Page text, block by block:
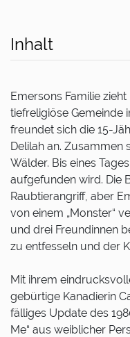
Inhalt
Emersons Familie
tiefreligiöse Gemeinde
freundet sich die 15-
Delilah an. Zusammen
Wälder. Bis eines
aufgefunden wird. Die
Raubtierangriff, aber
von einem „Monster“
und drei Freundinnen
zu entfesseln und der
Mit ihrem
gebürtige Kanadierin
fälliges Update des
Me“ aus weiblicher